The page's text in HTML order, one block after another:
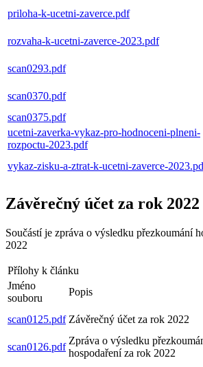
priloha-k-ucetni-zaverce.pdf
rozvaha-k-ucetni-zaverce-2023.pdf
scan0293.pdf
scan0370.pdf
scan0375.pdf
ucetni-zaverka-vykaz-pro-hodnoceni-plneni-
rozpoctu-2023.pdf
vykaz-zisku-a-ztrat-k-ucetni-zaverce-
Závěrečný účet za rok 2022
Součástí je zpráva o výsledku přezkoumání
2022
Přílohy k článku
Jméno
souboru
Popis
scan0125.pdf Závěrečný účet za rok 2022
scan0126.pdf
Zpráva o výsledku
hospodaření za rok 2022